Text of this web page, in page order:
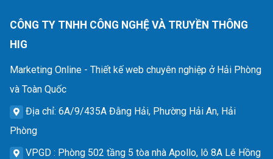
CÔNG TY TNHH CÔNG NGHỆ VÀ TRUYỀN THÔNG
HIG
Marketing Online - Thiết kế web chuyên nghiệp ở Hải Phòng
và Toàn Quốc
Địa chỉ: 6A/9/435A Đằng Hải, Phường Hải An, Hải
Phòng
VPGD : Phòng 502 tầng 5 tòa nhà Apollo, lô 8A Lê Hồng